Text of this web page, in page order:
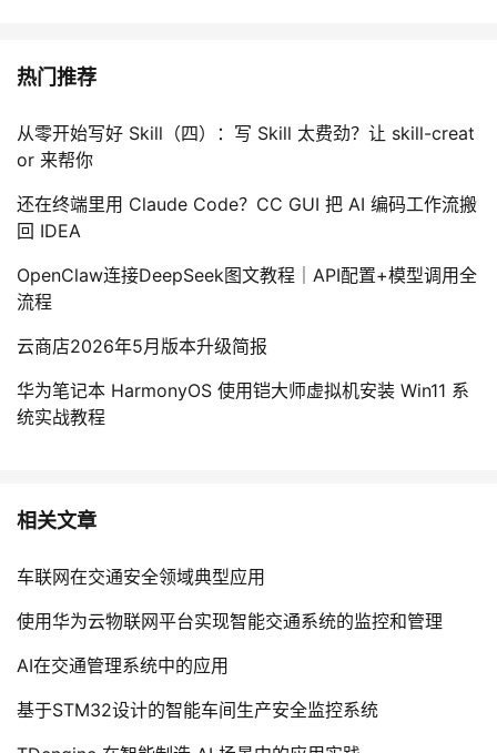
热门推荐
从零开始写好 Skill（四）：写 Skill 太费劲？让 skill-creat
or 来帮你
还在终端里用 Claude Code？CC GUI 把 AI 编码工作流搬
回 IDEA
OpenClaw连接DeepSeek图文教程｜API配置+模型调用全
流程
云商店2026年5月版本升级简报
华为笔记本 HarmonyOS 使用铠大师虚拟机安装 Win11 系
统实战教程
相关文章
车联网在交通安全领域典型应用
使用华为云物联网平台实现智能交通系统的监控和管理
AI在交通管理系统中的应用
基于STM32设计的智能车间生产安全监控系统